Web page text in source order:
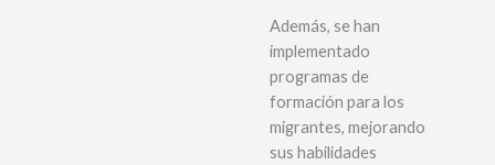
Además, se han
implementado
programas de
formación para los
migrantes, mejorando
sus habilidades